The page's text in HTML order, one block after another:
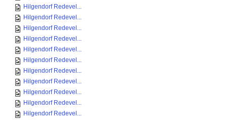
Hilgendorf Redevel...
Hilgendorf Redevel...
Hilgendorf Redevel...
Hilgendorf Redevel...
Hilgendorf Redevel...
Hilgendorf Redevel...
Hilgendorf Redevel...
Hilgendorf Redevel...
Hilgendorf Redevel...
Hilgendorf Redevel...
Hilgendorf Redevel...